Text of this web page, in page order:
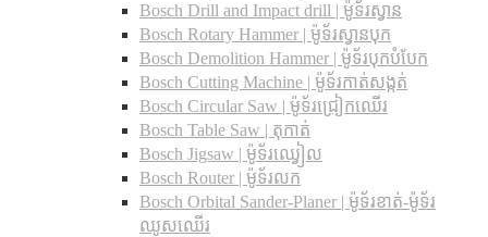
Bosch Drill and Impact drill | ម៉ូទ័រស្វាន
Bosch Rotary Hammer | ម៉ូទ័រស្វានបុក
Bosch Demolition Hammer | ម៉ូទ័របុកបំបែក
Bosch Cutting Machine | ម៉ូទ័រកាត់សង្កត់
Bosch Circular Saw | ម៉ូទ័រជ្រៀកឈើរ
Bosch Table Saw | តុកាត់
Bosch Jigsaw | ម៉ូទ័រឈ្វៀល
Bosch Router | ម៉ូទ័រលក
Bosch Orbital Sander-Planer​ | ម៉ូទ័រខាត់-ម៉ូទ័រ
ឈូសឈើរ